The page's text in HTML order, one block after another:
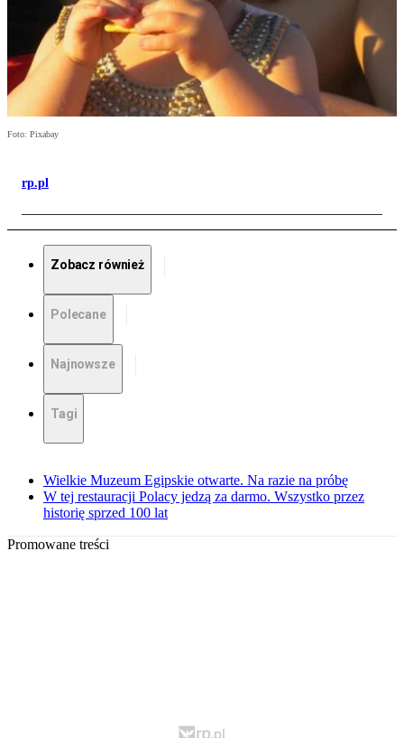
Foto: Pixabay
rp.pl
Zobacz również
Polecane
Najnowsze
Tagi
Wielkie Muzeum Egipskie otwarte. Na razie na próbę
W tej restauracji Polacy jedzą za darmo. Wszystko przez
historię sprzed 100 lat
Promowane treści